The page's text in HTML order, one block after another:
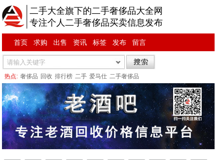
二手大全旗下的二手奢侈品大全网
专注个人二手奢侈品买卖信息发布
首页 求购 出售 资讯 标签 发布 留言
热点: 奢侈品 回收 排行榜 二手 爱马仕 二手奢侈品